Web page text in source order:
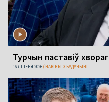
Турчын паставіў
16 ЛІПЕНЯ 2026 НАВІНЫ З БУДУЧЫНІ